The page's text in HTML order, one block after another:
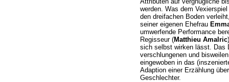
werden. Was dem
den dreifachen Boden
seiner eigenen Ehefrau
umwerfende Performance
Regisseur (Matthieu Amalric
sich selbst wirken lässt. Das
verschlungenen und
eingewoben in das
Adaption einer Erzählung
Geschlechter.